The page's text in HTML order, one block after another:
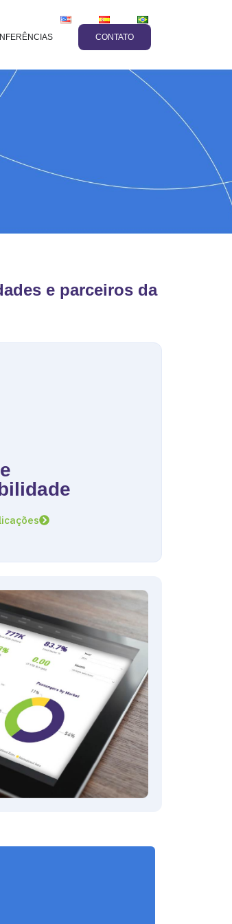
CONTATO
e parceiros da